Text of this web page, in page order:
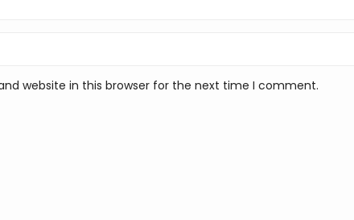
website in this browser for the next time I comment.